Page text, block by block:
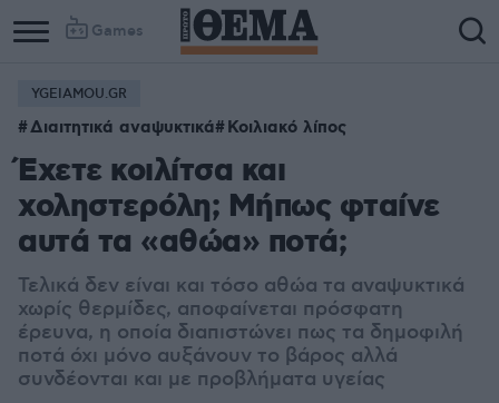
Games
YGEIAMOU.GR
Διαιτητικά αναψυκτικά Κοιλιακό λίπος
Έχετε κοιλίτσα και
χοληστερόλη; Μήπως φταίνε
αυτά τα «αθώα» ποτά;
Τελικά δεν είναι και τόσο αθώα τα αναψυκτικά
χωρίς θερμίδες, αποφαίνεται πρόσφατη
έρευνα, η οποία διαπιστώνει πως τα δημοφιλή
ποτά όχι μόνο αυξάνουν το βάρος αλλά
συνδέονται και με προβλήματα υγείας